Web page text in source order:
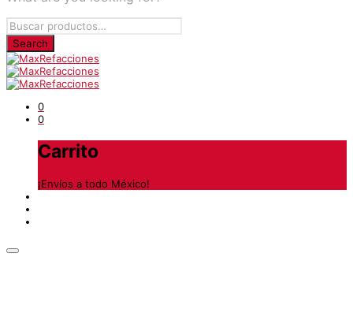
0
0
Carrito
¡Envíos a todo México!